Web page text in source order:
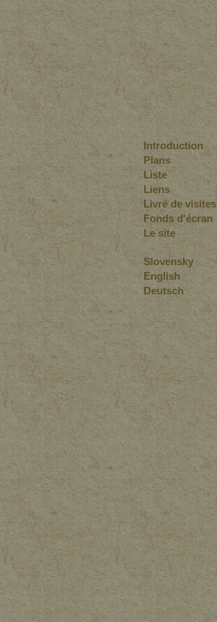
Introduction
Plans
Liste
Liens
Livre de visites
Fonds d'écran
Le site
Slovensky
English
Deutsch